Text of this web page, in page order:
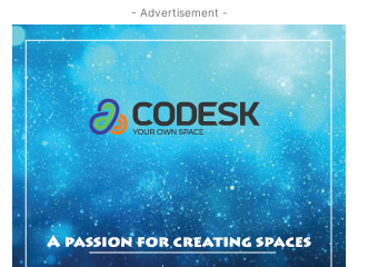
- Advertisement -